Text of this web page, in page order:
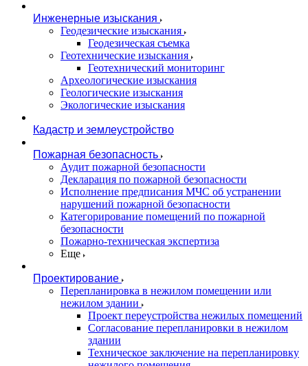
Инженерные изыскания
Геодезические изыскания
Геодезическая съемка
Геотехнические изыскания
Геотехнический мониторинг
Археологические изыскания
Геологические изыскания
Экологические изыскания
Кадастр и землеустройство
Пожарная безопасность
Аудит пожарной безопасности
Декларация по пожарной безопасности
Исполнение предписания МЧС об устранении
нарушений пожарной безопасности
Категорирование помещений по пожарной
безопасности
Пожарно-техническая экспертиза
Еще
Проектирование
Перепланировка в нежилом помещении или
нежилом здании
Проект переустройства нежилых помещений
Согласование перепланировки в нежилом
здании
Техническое заключение на перепланировку